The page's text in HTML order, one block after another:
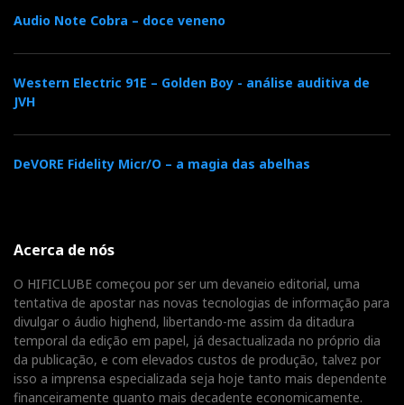
Audio Note Cobra – doce veneno
Western Electric 91E – Golden Boy - análise auditiva de
JVH
DeVORE Fidelity Micr/O – a magia das abelhas
Acerca de nós
O HIFICLUBE começou por ser um devaneio editorial, uma
tentativa de apostar nas novas tecnologias de informação para
divulgar o áudio highend, libertando-me assim da ditadura
temporal da edição em papel, já desactualizada no próprio dia
da publicação, e com elevados custos de produção, talvez por
isso a imprensa especializada seja hoje tanto mais dependente
financeiramente quanto mais decadente economicamente.